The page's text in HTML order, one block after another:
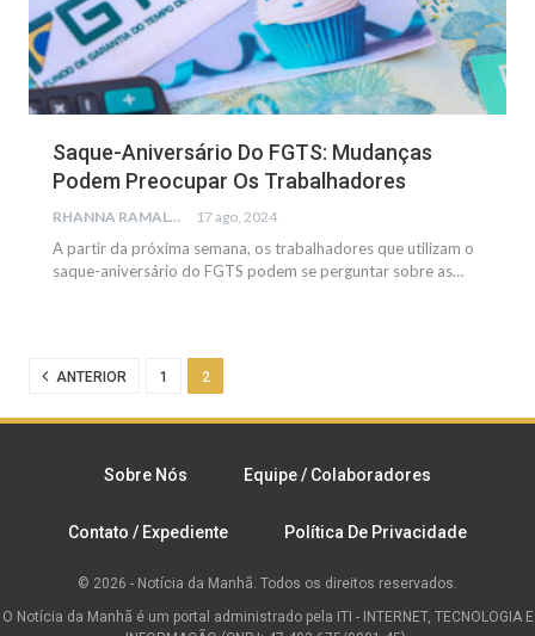
Saque-Aniversário Do FGTS: Mudanças
Podem Preocupar Os Trabalhadores
RHANNA RAMALHO 17 ago, 2024
A partir da próxima semana, os trabalhadores que utilizam o
saque-aniversário do FGTS podem se perguntar sobre as…
ANTERIOR 1 2
Sobre Nós Equipe / Colaboradores
Contato / Expediente Política De Privacidade
© 2026 - Notícia da Manhã. Todos os direitos reservados.
O Notícia da Manhã é um portal administrado pela ITI - INTERNET, TECNOLOGIA E